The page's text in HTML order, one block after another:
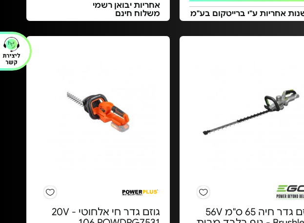
אחריות יבואן רשמי
משלוח חינם
גוזם גדר חיה 65 ס"מ 56V
גוזם גדר חי אלחוטי 20V -